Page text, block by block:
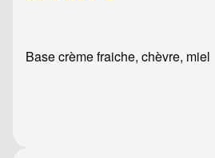
Base crème fraiche, chèvre, miel